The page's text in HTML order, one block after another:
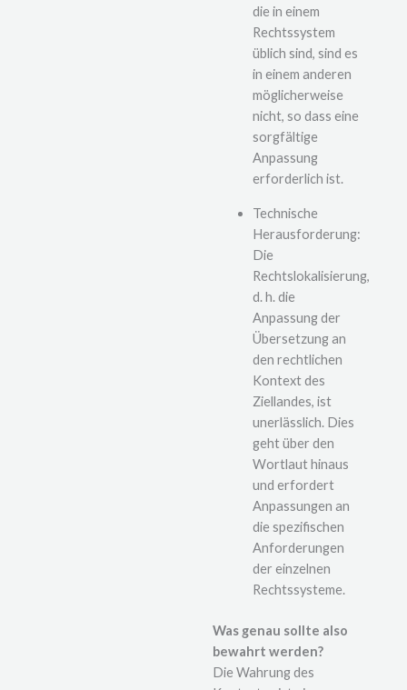
die in einem
Rechtssystem
üblich sind, sind es
in einem anderen
möglicherweise
nicht, so dass eine
sorgfältige
Anpassung
erforderlich ist.
Technische
Herausforderung:
Die
Rechtslokalisierung,
d. h. die
Anpassung der
Übersetzung an
den rechtlichen
Kontext des
Ziellandes, ist
unerlässlich. Dies
geht über den
Wortlaut hinaus
und erfordert
Anpassungen an
die spezifischen
Anforderungen
der einzelnen
Rechtssysteme.
Was genau sollte also
bewahrt werden?
Die Wahrung des